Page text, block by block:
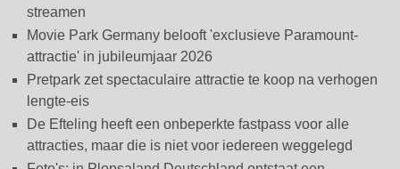
streamen
Movie Park Germany belooft 'exclusieve Paramount-
attractie' in jubileumjaar 2026
Pretpark zet spectaculaire attractie te koop na verhogen
lengte-eis
De Efteling heeft een onbeperkte fastpass voor alle
attracties, maar die is niet voor iedereen weggelegd